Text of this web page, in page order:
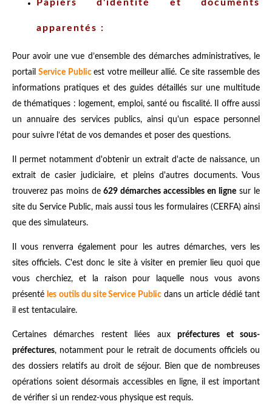
Papiers d'identité et documents
apparentés :
Pour avoir une vue d’ensemble des démarches administratives, le
portailService Public est votre meilleur allié. Ce site rassemble des
informations pratiques et des guides détaillés sur une multitude
de thématiques : logement, emploi, santé ou fiscalité. Il offre aussi
un annuaire des services publics, ainsi qu'un espace personnel
pour suivre l’état de vos demandes et poser des questions.
Il permet notamment d'obtenir un extrait d'acte de naissance, un
extrait de casier judiciaire, et pleins d'autres documents. Vous
trouverez pas moins de 629 démarches accessibles en ligne sur le
site du Service Public, mais aussi tous les formulaires (CERFA) ainsi
que des simulateurs.
Il vous renverra également pour les autres démarches, vers les
sites officiels. C'est donc le site à visiter en premier lieu quoi que
vous cherchiez, et la raison pour laquelle nous vous avons
présenté les outils du site Service Publicdans un article dédié tant
il est tentaculaire.
Certaines démarches restent liées auxpréfectures et sous-
préfectures, notamment pour le retrait de documents officiels ou
des dossiers relatifs au droit de séjour. Bien que de nombreuses
opérations soient désormais accessibles en ligne, il est important
de vérifier si un rendez-vous physique est requis.